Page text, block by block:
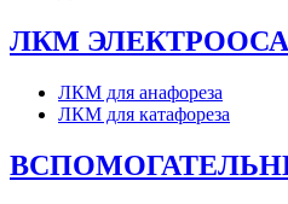
ЛКМ
ЛКМ для анафореза
ЛКМ для катафореза